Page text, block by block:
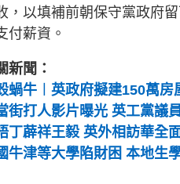
，以填補前朝保守黨政府
付薪資。
新聞：
蝸牛︱英政府擬建150萬
街打人影片曝光 英工黨議
丁薜祥王毅 英外相訪華全
牛津等大學陷財困 本地生